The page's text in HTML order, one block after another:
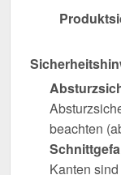
beachten
Kanten